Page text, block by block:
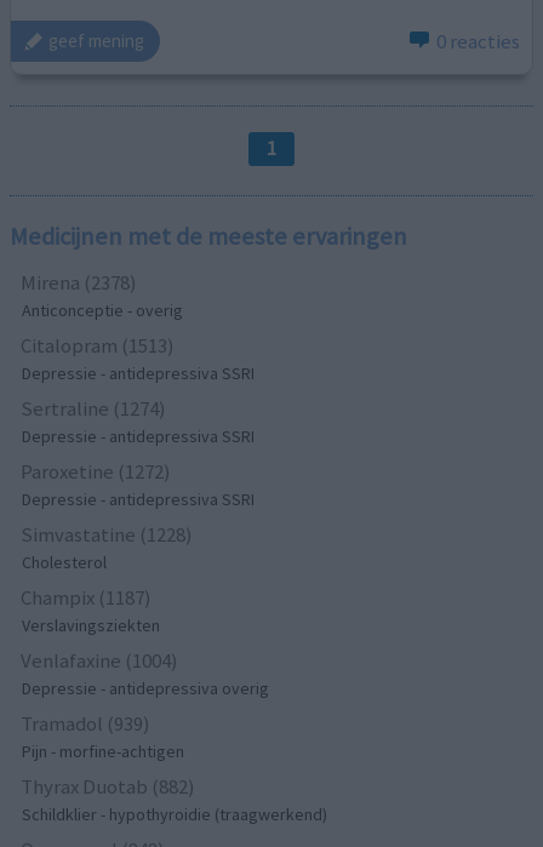
geef mening 0 reacties
1
Medicijnen met de meeste ervaringen
Mirena (2378)
Anticonceptie - overig
Citalopram (1513)
Depressie - antidepressiva SSRI
Sertraline (1274)
Depressie - antidepressiva SSRI
Paroxetine (1272)
Depressie - antidepressiva SSRI
Simvastatine (1228)
Cholesterol
Champix (1187)
Verslavingsziekten
Venlafaxine (1004)
Depressie - antidepressiva overig
Tramadol (939)
Pijn - morfine-achtigen
Thyrax Duotab (882)
Schildklier - hypothyroidie (traagwerkend)